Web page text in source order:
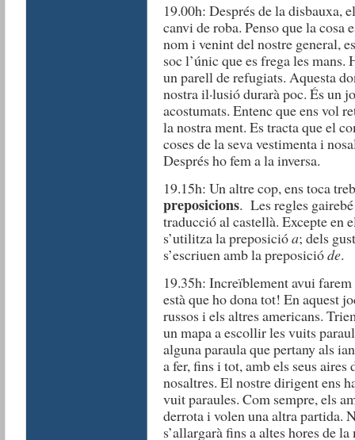
19.00h: Després de la disbauxa,
canvi de roba. Penso que la cosa
nom i venint del nostre general,
soc l’únic que es frega les
un parell de refugiats. Aquesta
nostra il·lusió durarà poc. És un
acostumats. Entenc que ens vol
la nostra ment. Es tracta que el
coses de la seva vestimenta i
Després ho fem a la inversa.
19.15h: Un altre cop, ens toca
preposicions. Les regles
traducció al castellà. Excepte en
s’utilitza la preposicióa; dels
s’escriuen amb la preposicióde.
19.35h: Increïblement avui
està que ho dona tot! En aquest
russos i els altres americans.
un mapa a escollir les vuits
alguna paraula que pertany als
a fer, fins i tot, amb els seus
nosaltres. El nostre dirigent ens
vuit paraules. Com sempre, els
derrota i volen una altra partida.
s’allargarà fins a altes hores de